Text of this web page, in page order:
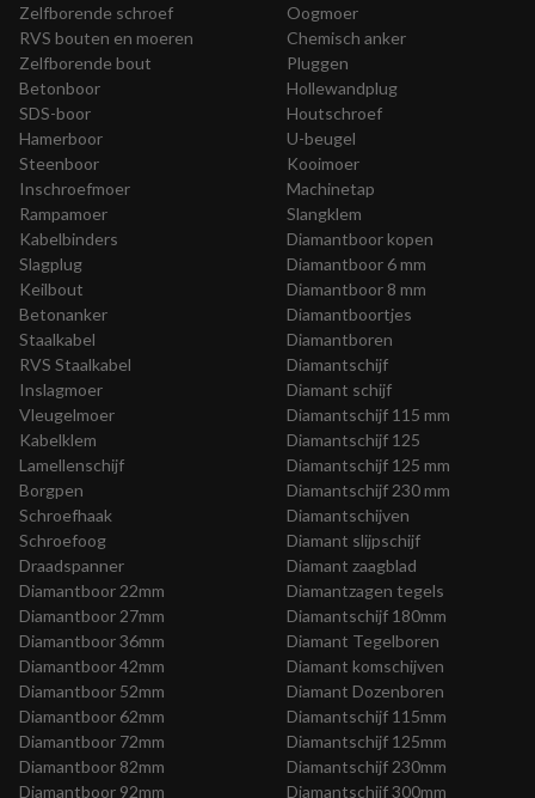
Zelfborende schroef
RVS bouten en moeren
Zelfborende bout
Betonboor
SDS-boor
Hamerboor
Steenboor
Oogmoer
Chemisch anker
Pluggen
Hollewandplug
Houtschroef
U-beugel
Kooimoer
Inschroefmoer
Rampamoer
Kabelbinders
Slagplug
Keilbout
Betonanker
Staalkabel
RVS Staalkabel
Inslagmoer
Vleugelmoer
Kabelklem
Lamellenschijf
Borgpen
Schroefhaak
Schroefoog
Draadspanner
Machinetap
Slangklem
Diamantboor kopen
Diamantboor 6 mm
Diamantboor 8 mm
Diamantboortjes
Diamantboren
Diamantschijf
Diamant schijf
Diamantschijf 115 mm
Diamantschijf 125
Diamantschijf 125 mm
Diamantschijf 230 mm
Diamantschijven
Diamant slijpschijf
Diamant zaagblad
Diamantboor 22mm
Diamantboor 27mm
Diamantboor 36mm
Diamantboor 42mm
Diamantboor 52mm
Diamantboor 62mm
Diamantboor 72mm
Diamantboor 82mm
Diamantboor 92mm
Diamantzagen tegels
Diamantschijf 180mm
Diamant Tegelboren
Diamant komschijven
Diamant Dozenboren
Diamantschijf 115mm
Diamantschijf 125mm
Diamantschijf 230mm
Diamantschijf 300mm